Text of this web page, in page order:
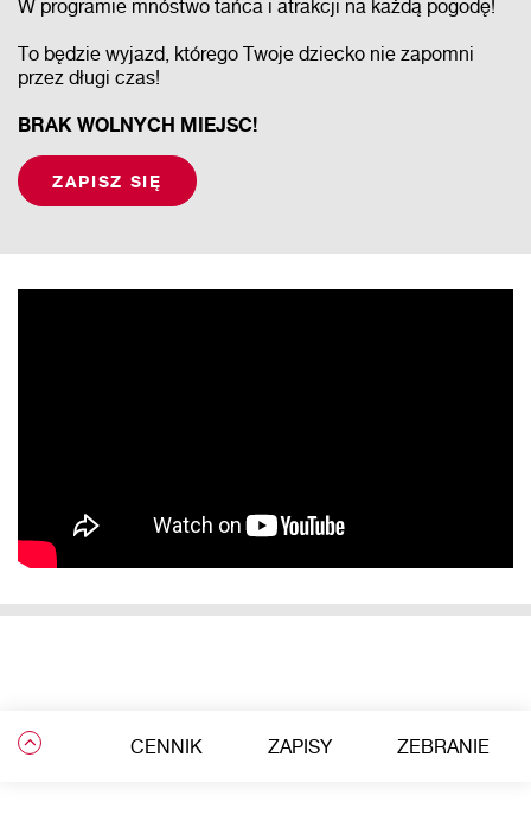
W programie mnóstwo tańca i atrakcji na każdą pogodę!
To będzie wyjazd, którego Twoje dziecko nie zapomni
przez długi czas!
BRAK WOLNYCH MIEJSC!
ZAPISZ SIĘ
CENNIK ZAPISY ZEBRANIE